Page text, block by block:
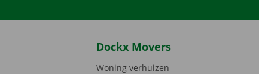
Dockx Movers
Woning verhuizen